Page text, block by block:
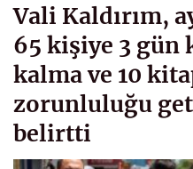
Vali Kaldırım,
65 kişiye 3 gün
kalma ve 10
zorunluluğu
belirtti